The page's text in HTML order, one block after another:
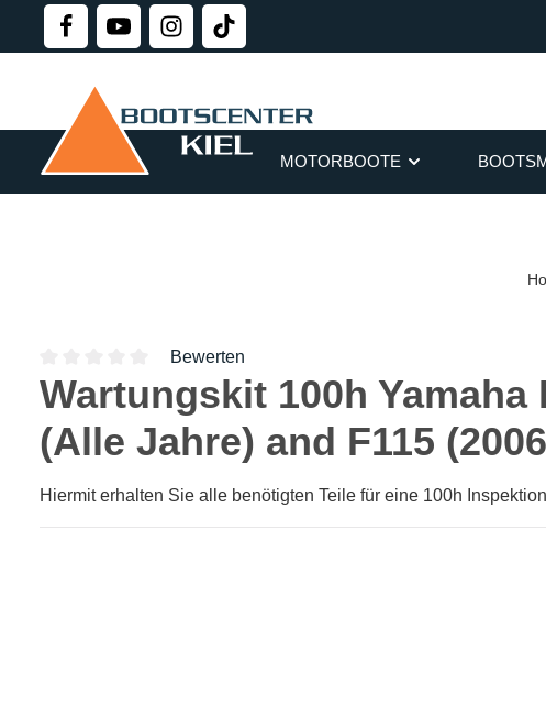
Zur Hauptnavigation springen
MOTORBOOTE
Durchschnittliche Bewertung von 0 von 5 Sternen
Bewerten
Wartungskit 100h Yamaha
(Alle Jahre) and F115
Hiermit erhalten Sie alle benötigten Teile für eine 100h